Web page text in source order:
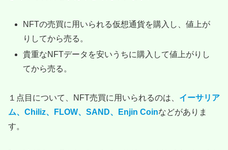
NFTの売買に用いられる仮想通貨を購入し、値上が
りしてから売る。
貴重なNFTデータを安いうちに購入して値上がりし
てから売る。
１点目について、NFT売買に用いられるのは、 イーサリア
ム、Chiliz、FLOW、SAND、Enjin Coinなどがありま
す。